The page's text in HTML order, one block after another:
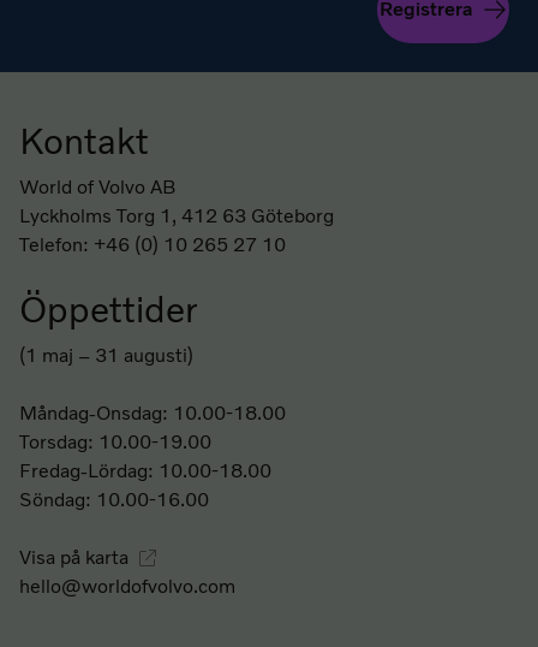
Registrera
Sidfot
Kontakt
World of Volvo AB
Lyckholms Torg 1, 412 63 Göteborg
Telefon: +46 (0) 10 265 27 10
Öppettider
(1 maj – 31 augusti)
Måndag-Onsdag: 10.00-18.00
Torsdag: 10.00-19.00
Fredag-Lördag: 10.00-18.00
Söndag: 10.00-16.00
Visa på karta
hello@worldofvolvo.com